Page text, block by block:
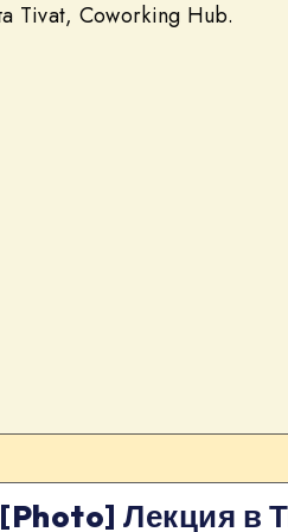
[Photo] Лекция в